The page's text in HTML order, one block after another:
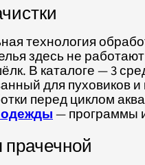
технология
здесь не
В каталоге — 3
для пуховиков
перед циклом
одежды— программы